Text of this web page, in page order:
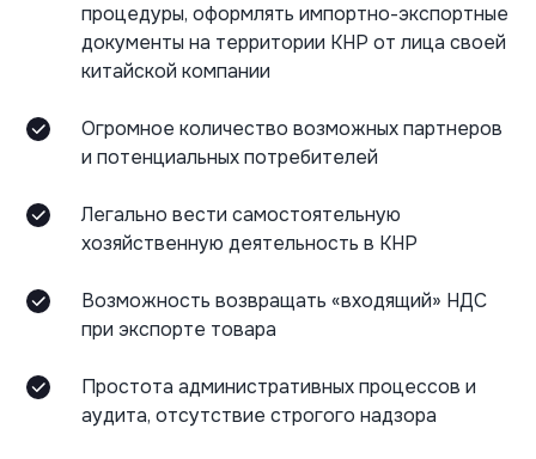
процедуры, оформлять импортно-экспортные
документы на территории КНР от лица своей
китайской компании
Огромное количество возможных партнеров
и потенциальных потребителей
Легально вести самостоятельную
хозяйственную деятельность в КНР
Возможность возвращать «входящий» НДС
при экспорте товара
Простота административных процессов и
аудита, отсутствие строгого надзора